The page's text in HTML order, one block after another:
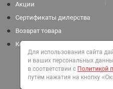
Акции
Сертификаты дилерства
Возврат товара
Колеровка
Для использования сайта
и ваших персональных
в соответствии с Политикой
путем нажатия на кнопку